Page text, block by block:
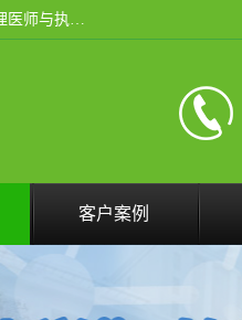
通过医学类院校正规录取从而获取统招全日制大专、本科，学信网可查在校学籍。医学相关专业毕业后可参加执业助理医师与执业医师证书考试（如口腔医学、临床医学、中医学等专业）.
客户案例